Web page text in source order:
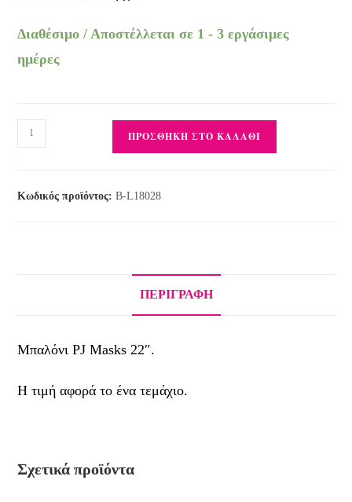
Διαθέσιμο / Αποστέλλεται σε 1 - 3 εργάσιμες
ημέρες
ΠΡΟΣΘΉΚΗ ΣΤΟ ΚΑΛΆΘΙ
Κωδικός προϊόντος:B-L18028
ΠΕΡΙΓΡΑΦΉ
Μπαλόνι PJ Masks 22″.
Η τιμή αφορά το ένα τεμάχιο.
Σχετικά προϊόντα